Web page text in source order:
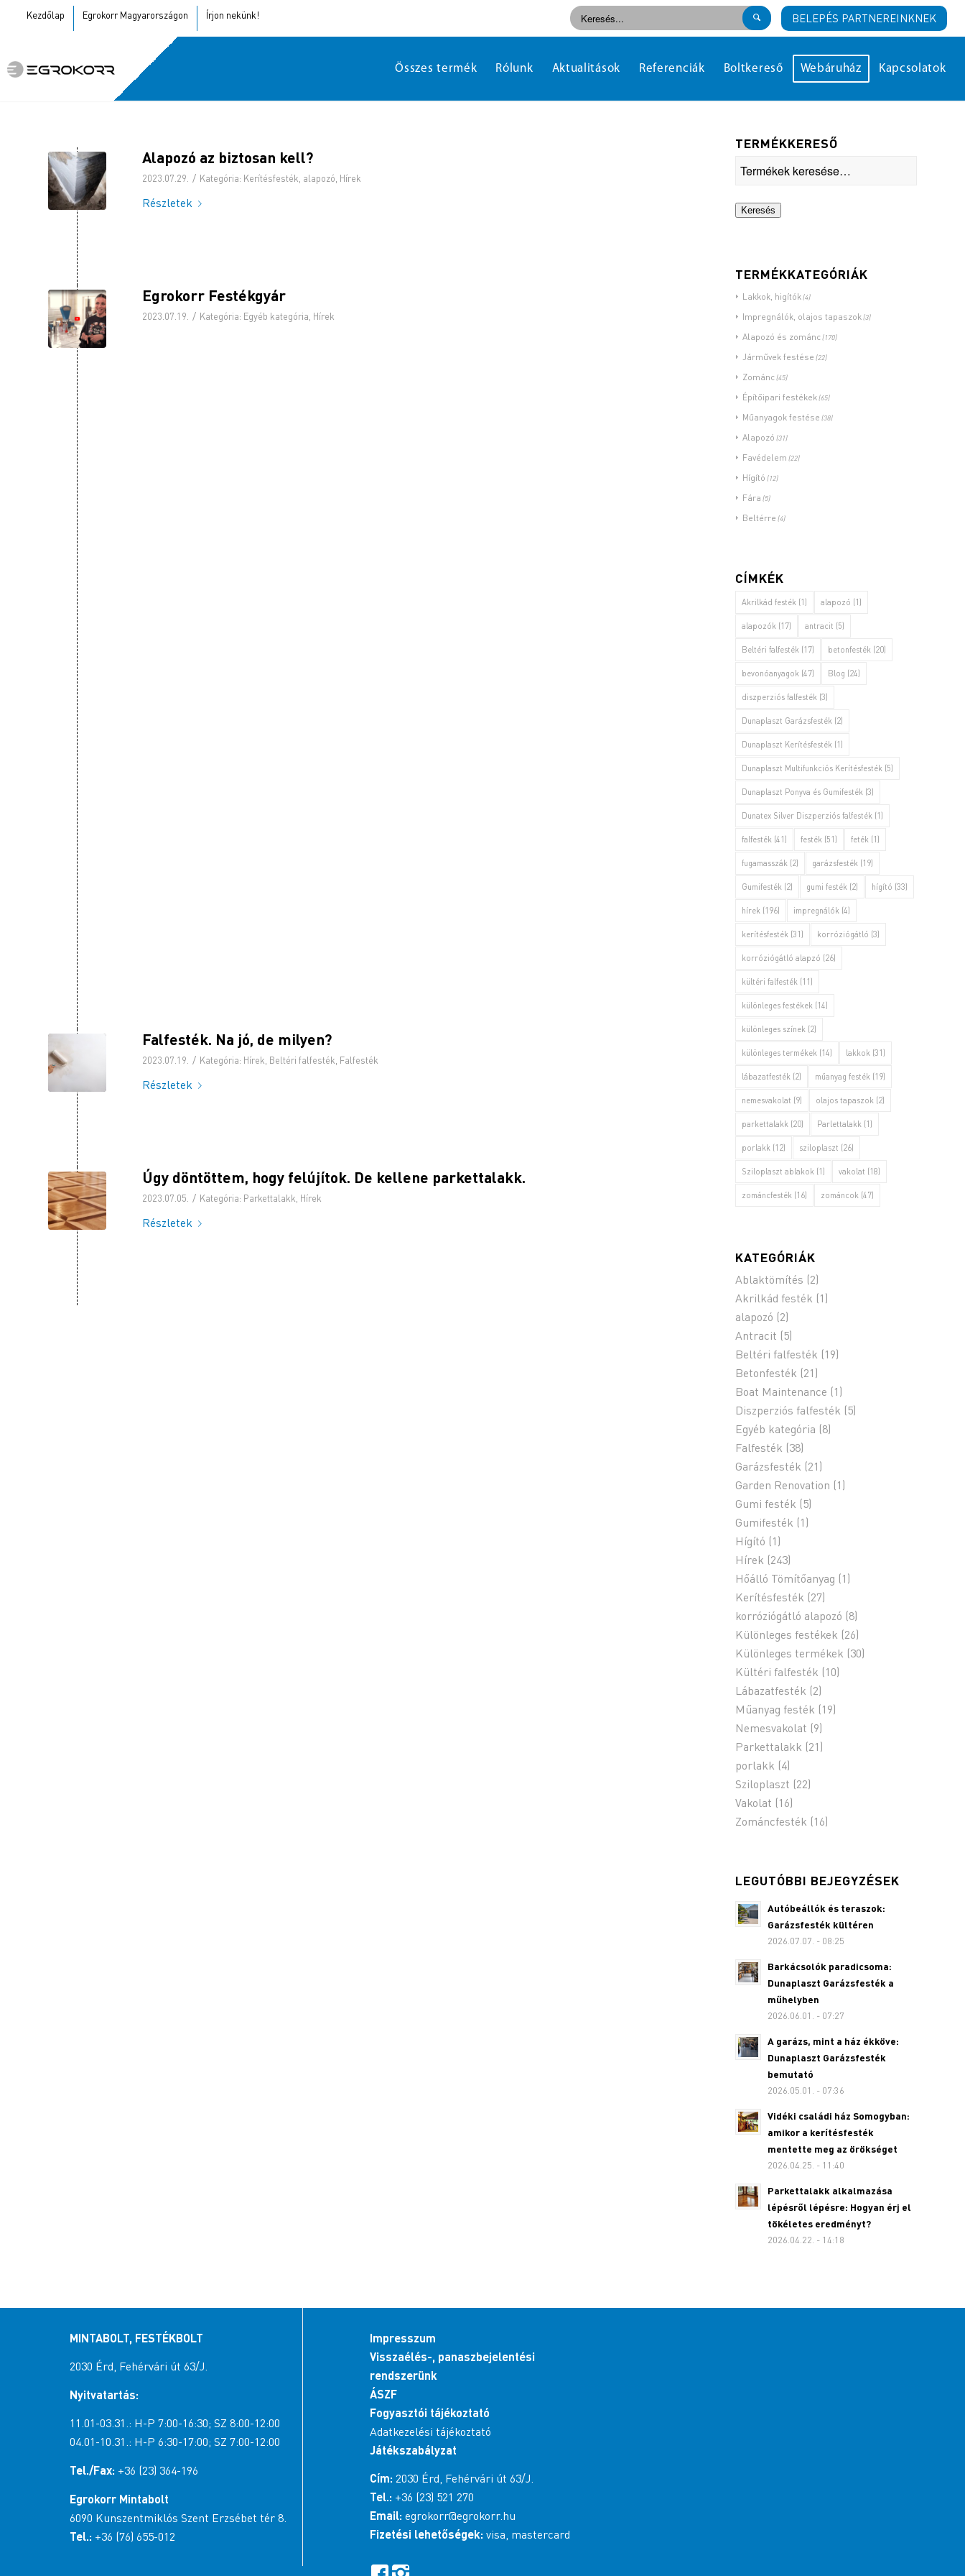
Kezdőlap Egrokorr Magyarországon Írjon nekünk! BELEPÉS PARTNEREINKNEK
Összes termék Rólunk Aktualitások Referenciák Boltkereső Webáruház Kapcsolatok
Alapozó az biztosan kell?
2023.07.29. / Kategória: Kerítésfesték alapozó Hírek
Részletek
Egrokorr Festékgyár
2023.07.19. / Kategória: Egyéb kategória Hírek
Falfesték. Na jó, de milyen?
2023.07.19. / Kategória: Hírek Beltéri falfesték Falfesték
Részletek
Úgy döntöttem, hogy felújítok. De kellene parkettalakk.
2023.07.05. / Kategória: Parkettalakk Hírek
Részletek
TERMÉKKERESŐ
Keresés
TERMÉKKATEGÓRIÁK
Lakkok, higítók (4)
Impregnálók, olajos tapaszok (3)
Alapozó és zománc (170)
Járművek festése (22)
Zománc (45)
Építőipari festékek (65)
Műanyagok festése (38)
Alapozó (31)
Favédelem (22)
Hígító (12)
Fára (5)
Beltérre (4)
CÍMKÉK
Akrilkád festék (1) alapozó (1)
alapozók (17) antracit (5)
Beltéri falfesték (17) betonfesték (20)
bevonóanyagok (47) Blog (24)
diszperziós falfesték (3)
Dunaplaszt Garázsfesték (2)
Dunaplaszt Kerítésfesték (1)
Dunaplaszt Multifunkciós Kerítésfesték (5)
Dunaplaszt Ponyva és Gumifesték (3)
Dunatex Silver Diszperziós falfesték (1)
falfesték (41) festék (51) feték (1)
fugamasszák (2) garázsfesték (19)
Gumifesték (2) gumi festék (2) hígító (33)
hírek (196) impregnálók (4)
kerítésfesték (31) korróziógátló (3)
korróziógátló alapzó (26)
kültéri falfesték (11)
különleges festékek (14)
különleges színek (2)
különleges termékek (14) lakkok (31)
lábazatfesték (2) műanyag festék (19)
nemesvakolat (9) olajos tapaszok (2)
parkettalakk (20) Parlettalakk (1)
porlakk (12) sziloplaszt (26)
Sziloplaszt ablakok (1) vakolat (18)
zománcfesték (16) zománcok (47)
KATEGÓRIÁK
Ablaktömítés (2)
Akrilkád festék (1)
alapozó (2)
Antracit (5)
Beltéri falfesték (19)
Betonfesték (21)
Boat Maintenance (1)
Diszperziós falfesték (5)
Egyéb kategória (8)
Falfesték (38)
Garázsfesték (21)
Garden Renovation (1)
Gumi festék (5)
Gumifesték (1)
Hígító (1)
Hírek (243)
Hőálló Tömítőanyag (1)
Kerítésfesték (27)
korróziógátló alapozó (8)
Különleges festékek (26)
Különleges termékek (30)
Kültéri falfesték (10)
Lábazatfesték (2)
Műanyag festék (19)
Nemesvakolat (9)
Parkettalakk (21)
porlakk (4)
Sziloplaszt (22)
Vakolat (16)
Zománcfesték (16)
LEGUTÓBBI BEJEGYZÉSEK
Autóbeállók és teraszok:
Garázsfesték kültéren
2026.07.07. - 08:25
Barkácsolók paradicsoma:
Dunaplaszt Garázsfesték a
műhelyben
2026.06.01. - 07:27
A garázs, mint a ház ékköve:
Dunaplaszt Garázsfesték
bemutató
2026.05.01. - 07:36
Vidéki családi ház Somogyban:
amikor a kerítésfesték
mentette meg az örökséget
2026.04.25. - 11:40
Parkettalakk alkalmazása
lépésről lépésre: Hogyan érj el
tökéletes eredményt?
2026.04.22. - 14:18
MINTABOLT, FESTÉKBOLT
2030 Érd, Fehérvári út 63/J.
Nyitvatartás:
11.01-03.31.: H-P 7:00-16:30; SZ 8:00-12:00
04.01-10.31.: H-P 6:30-17:00; SZ 7:00-12:00
Tel./Fax: +36 (23) 364-196
Egrokorr Mintabolt
6090 Kunszentmiklós Szent Erzsébet tér 8.
Tel.: +36 (76) 655-012
Impresszum
Visszaélés-, panaszbejelentési
rendszerünk
ÁSZF
Fogyasztói tájékoztató
Adatkezelési tájékoztató
Játékszabályzat
Cím: 2030 Érd, Fehérvári út 63/J.
Tel.: +36 (23) 521 270
Email: egrokorr@egrokorr.hu
Fizetési lehetőségek: visa, mastercard